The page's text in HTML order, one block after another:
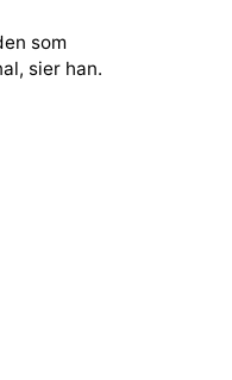
som
sier han.